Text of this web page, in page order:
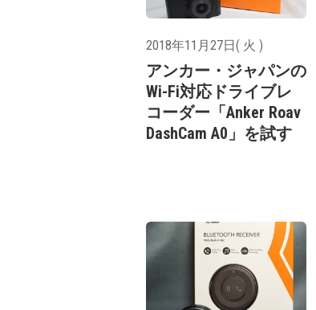
2018年11月27日( 火 )
アンカー・ジャパンの
Wi-Fi対応ドライブレ
コーダー「Anker Roav
DashCam A0」を試す